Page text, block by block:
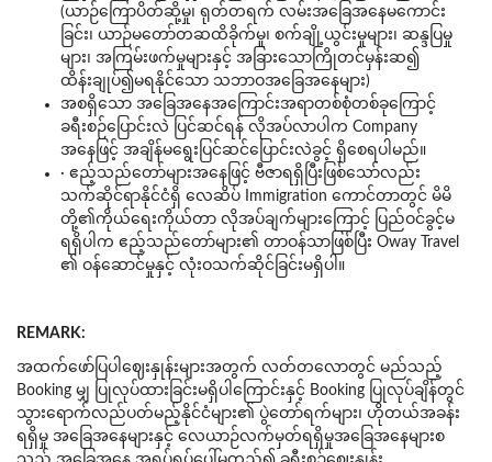
(ယာဉ်ကြောပိတ်ဆို့မှု၊ ရုတ်တရက် လမ်းအခြေအနေမကောင်း
ခြင်း၊ ယာဉ်မတော်တဆထိခိုက်မှု၊ စက်ချို့ယွင်းမှုများ၊ ဆန္ဒပြမှု
များ၊ အကြမ်းဖက်မှုများနှင့် အခြားသောကြိုတင်မှန်းဆ၍
ထိန်းချုပ်၍မရနိုင်သော သဘာဝအခြေအနေများ)
အစရှိသော အခြေအနေအကြောင်းအရာတစ်စုံတစ်ခုကြောင့်
ခရီးစဉ်ပြောင်းလဲ ပြင်ဆင်ရန် လိုအပ်လာပါက Company
အနေဖြင့် အချိန်မရွေးပြင်ဆင်ပြောင်းလဲခွင့် ရှိစေရပါမည်။
· ဧည့်သည်တော်များအနေဖြင့် ဗီဇာရရှိပြီးဖြစ်သော်လည်း
သက်ဆိုင်ရာနိုင်ငံရှိ လေဆိပ် Immigration ကောင်တာတွင် မိမိ
တို့၏ကိုယ်ရေးကိုယ်တာ လိုအပ်ချက်များကြောင့် ပြည်ဝင်ခွင့်မ
ရရှိပါက ဧည့်သည်တော်များ၏ တာဝန်သာဖြစ်ပြီး Oway Travel
၏ ဝန်ဆောင်မှုနှင့် လုံးဝသက်ဆိုင်ခြင်းမရှိပါ။
REMARK:
အထက်ဖော်ပြပါဈေးနှုန်းများအတွက် လတ်တလောတွင် မည်သည့်
Booking မျှ ပြုလုပ်ထားခြင်းမရှိပါကြောင်းနှင့် Booking ပြုလုပ်ချိန်တွင်
သွားရောက်လည်ပတ်မည့်နိုင်ငံများ၏ ပွဲတော်ရက်များ၊ ဟိုတယ်အခန်း
ရရှိမှု အခြေအနေများနှင့် လေယာဉ်လက်မှတ်ရရှိမှုအခြေအနေများစ